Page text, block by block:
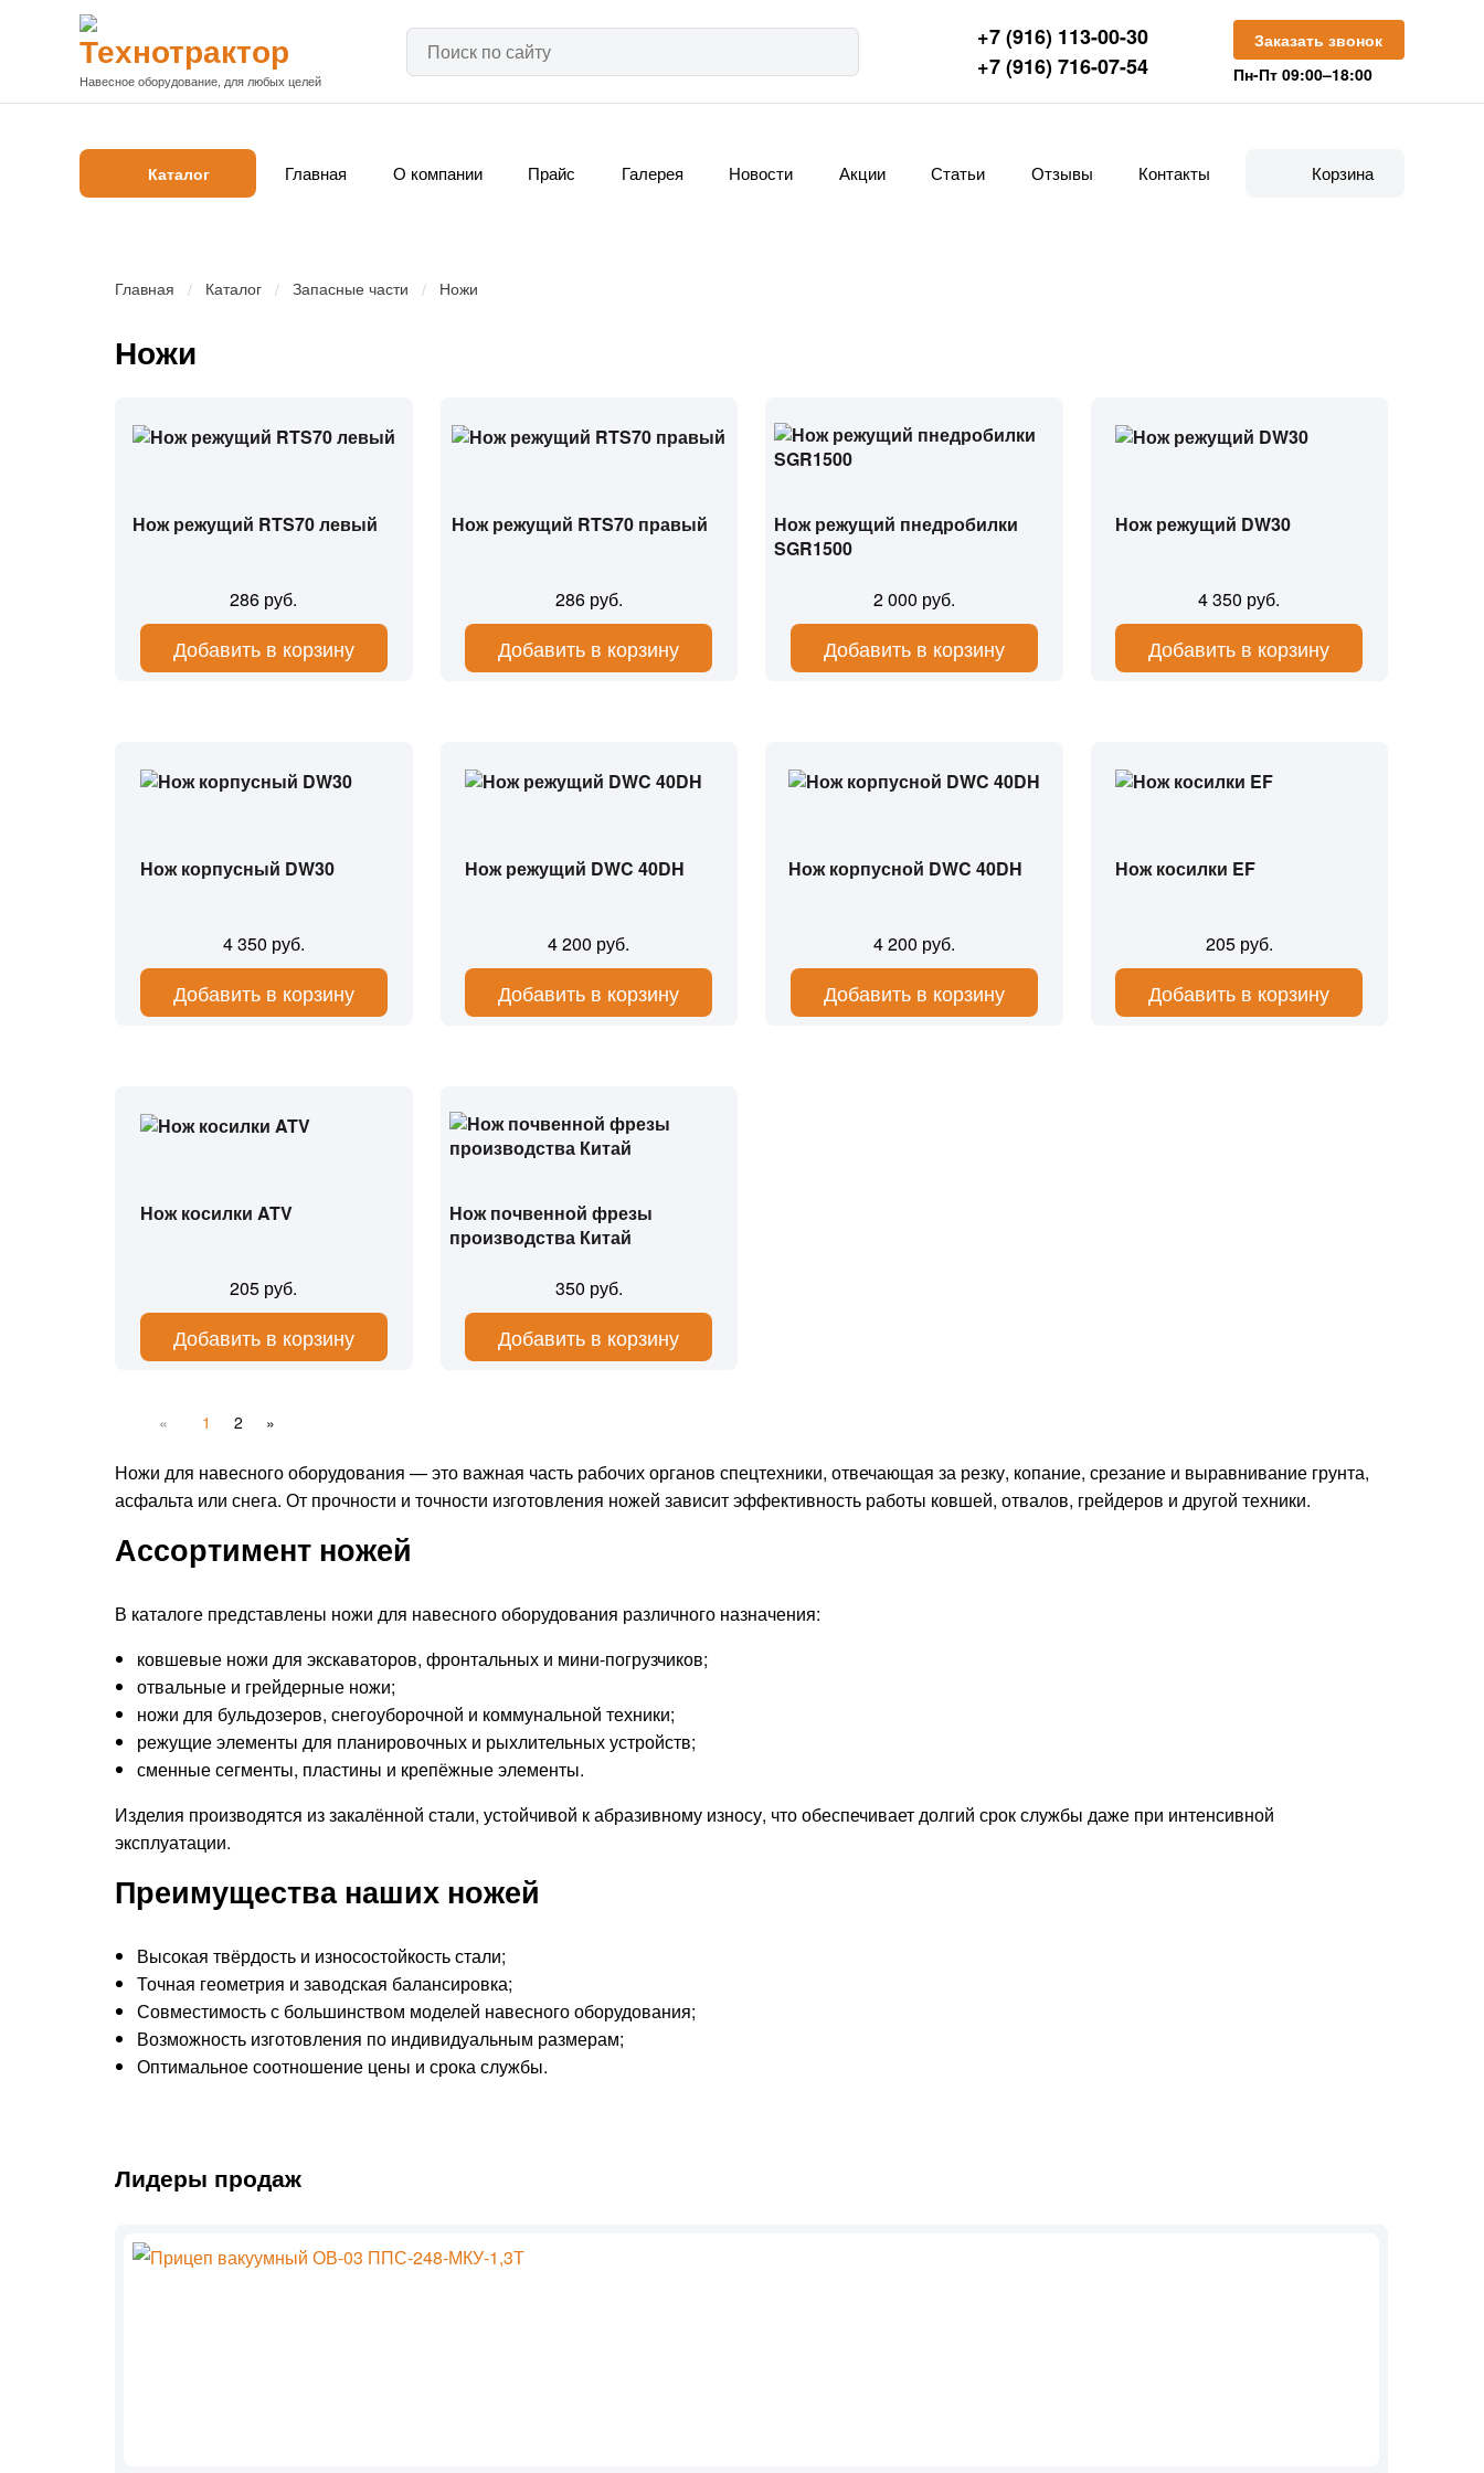
Навесное оборудование, для любых целей
+7 (916) 113-00-30
+7 (916) 716-07-54
Заказать звонок
Пн-Пт 09:00–18:00
Каталог Главная О компании Прайс Галерея Новости Акции Статьи Отзывы Контакты Корзина
Главная Каталог Запасные части
Текущая
Ножи
Ножи
Нож режущий RTS70 левый
286 руб.
Добавить в корзину
Нож режущий RTS70 правый
286 руб.
Добавить в корзину
Нож режущий пнедробилки
SGR1500
2 000 руб.
Добавить в корзину
Нож режущий DW30
4 350 руб.
Добавить в корзину
Нож корпусный DW30
4 350 руб.
Добавить в корзину
Нож режущий DWC 40DH
4 200 руб.
Добавить в корзину
Нож корпусной DWC 40DH
4 200 руб.
Добавить в корзину
Нож косилки EF
205 руб.
Добавить в корзину
Нож косилки ATV
205 руб.
Добавить в корзину
Нож почвенной фрезы
производства Китай
350 руб.
Добавить в корзину
« 1 2 »
Ножи для навесного оборудования — это важная часть рабочих органов спецтехники, отвечающая за резку, копание, срезание и выравнивание грунта,
асфальта или снега. От прочности и точности изготовления ножей зависит эффективность работы ковшей, отвалов, грейдеров и другой техники.
Ассортимент ножей
В каталоге представлены ножи для навесного оборудования различного назначения:
ковшевые ножи для экскаваторов, фронтальных и мини-погрузчиков;
отвальные и грейдерные ножи;
ножи для бульдозеров, снегоуборочной и коммунальной техники;
режущие элементы для планировочных и рыхлительных устройств;
сменные сегменты, пластины и крепёжные элементы.
Изделия производятся из закалённой стали, устойчивой к абразивному износу, что обеспечивает долгий срок службы даже при интенсивной
эксплуатации.
Преимущества наших ножей
Высокая твёрдость и износостойкость стали;
Точная геометрия и заводская балансировка;
Совместимость с большинством моделей навесного оборудования;
Возможность изготовления по индивидуальным размерам;
Оптимальное соотношение цены и срока службы.
Лидеры продаж